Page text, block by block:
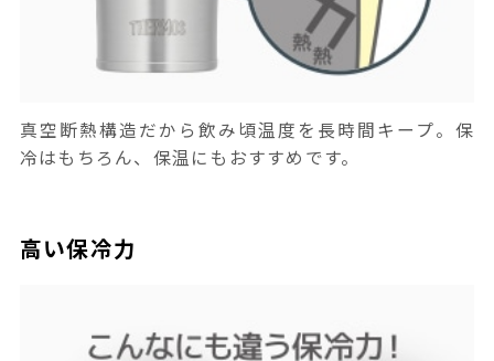
真空断熱構造だから飲み頃温度を長時間キープ。保
冷はもちろん、保温にもおすすめです。
高い保冷力